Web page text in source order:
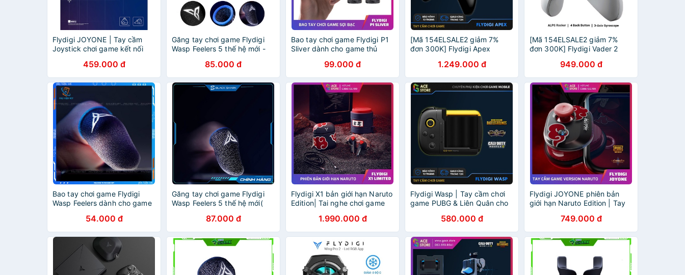
Flydigi JOYONE | Tay cầm
Joystick chơi game kết nối
thoại, ipad chơi game liên
quân, pubg
459.000 đ
Găng tay chơi game Flydigi
Wasp Feelers 5 thế hệ mới -
chống mồ hôi, cực nhạy,
không xù vải
85.000 đ
Bao tay chơi game Flydigi P1
Sliver dành cho game thủ
99.000 đ
[Mã 154ELSALE2 giảm 7%
đơn 300K] Flydigi Apex
cho IOS, Android và PC
1.249.000 đ
[Mã 154ELSALE2 giảm 7%
đơn 300K] Flydigi Vader 2
2.4Ghz - Android/Windows/TV
Box/Steam
949.000 đ
Bao tay chơi game Flydigi
Wasp Feelers dành cho game
Tốc Chiến, CODM
54.000 đ
Găng tay chơi game Flydigi
Wasp Feelers 5 thế hệ mới(
87.000 đ
Flydigi X1 bản giới hạn Naruto
Edition| Tai nghe chơi game
1.990.000 đ
Flydigi Wasp | Tay cầm chơi
game PUBG & Liên Quân cho
580.000 đ
Flydigi JOYONE phiên bản
giới hạn Naruto Edition | Tay
thoại và máy tính bảng (ipad)
749.000 đ